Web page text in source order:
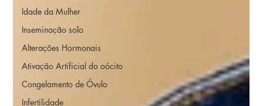
Idade da Mulher
Inseminação solo
Alterações Hormonais
Ativação Artificial do oócito
Congelamento de Óvulo
Infertilidade